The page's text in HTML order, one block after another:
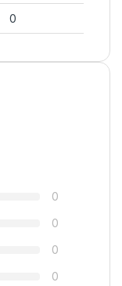
0
0
0
0
0